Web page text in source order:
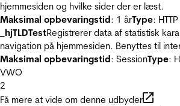
hjemmesiden og hvilke sider der er læst.
Maksimal opbevaringstid: 1 årType:
_hjTLDTestRegistrerer data af statistisk
navigation på hjemmesiden. Benyttes til
Maksimal opbevaringstid: SessionType:
VWO
2
Få mere at vide om denne udbyder